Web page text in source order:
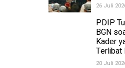
26 Juli
PDIP
BGN
Kader
Terlibat
20 Juli